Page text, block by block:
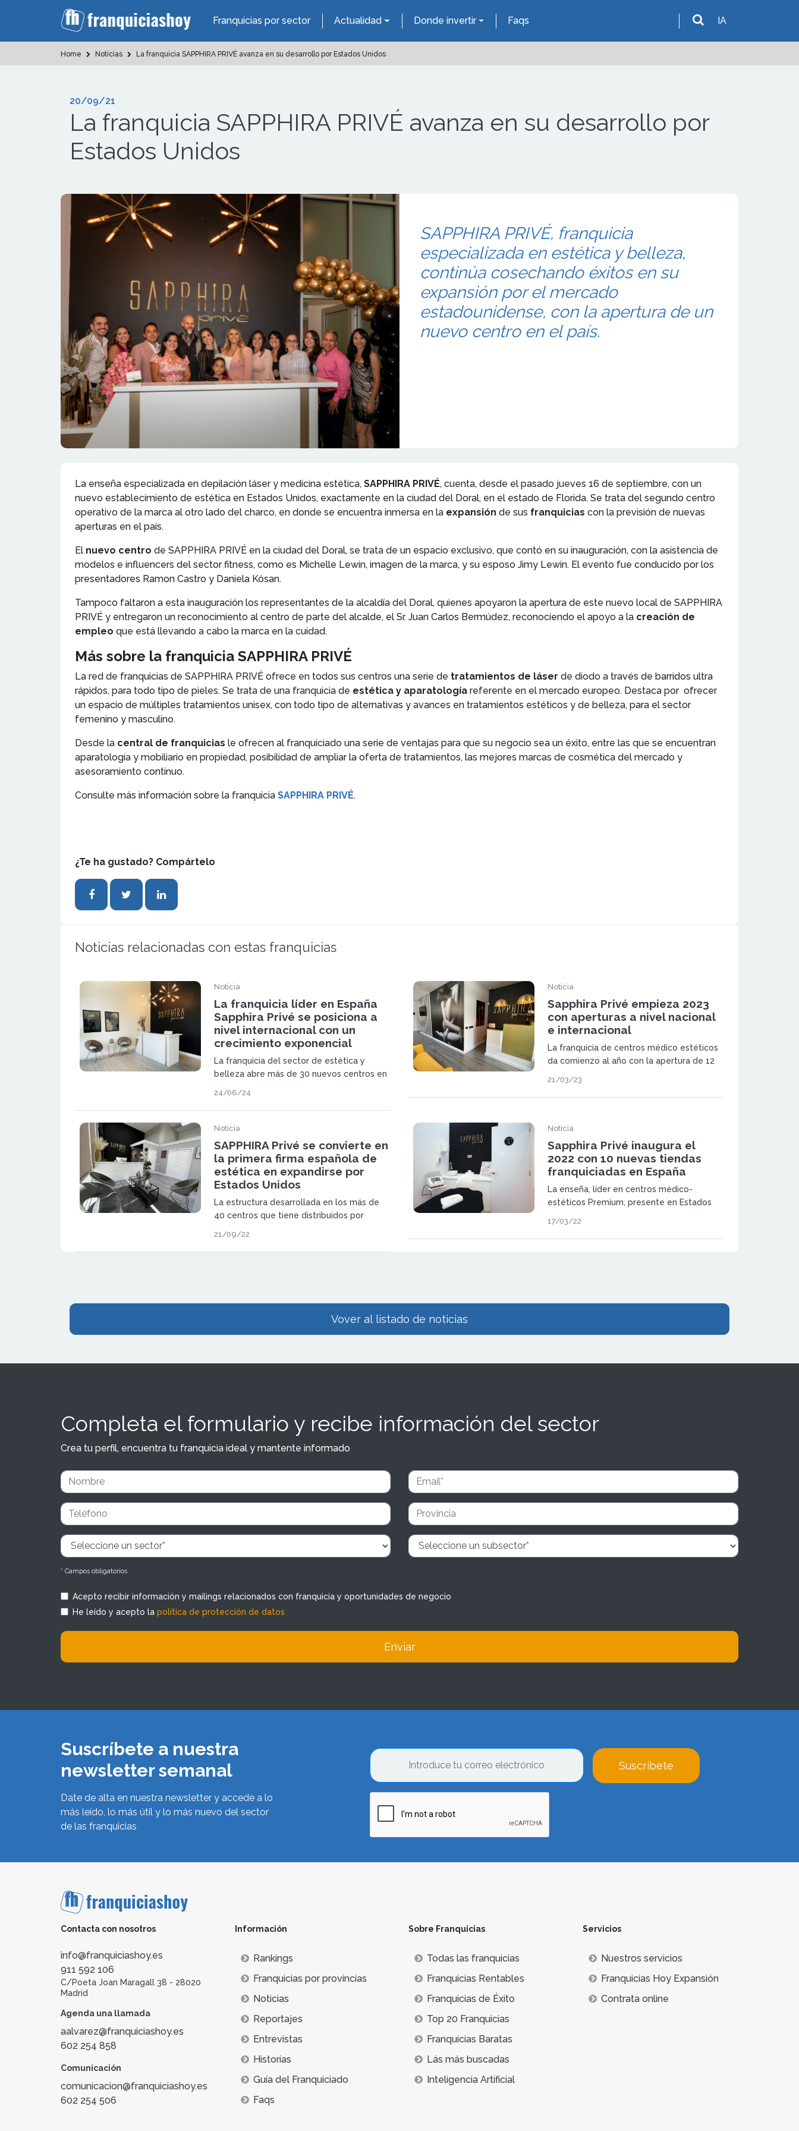
Franquicias por sector Actualidad Donde invertir Faqs IA
Home Noticias La franquicia SAPPHIRA PRIVÉ avanza en su desarrollo por Estados Unidos
20/09/21
La franquicia SAPPHIRA PRIVÉ avanza en su desarrollo por
Estados Unidos
SAPPHIRA PRIVÉ, franquicia
especializada en estética y belleza,
continúa cosechando éxitos en su
expansión por el mercado
estadounidense, con la apertura de un
nuevo centro en el país.
La enseña especializada en depilación láser y medicina estética, SAPPHIRA PRIVÉ, cuenta, desde el pasado jueves 16 de septiembre, con un
nuevo establecimiento de estética en Estados Unidos, exactamente en la ciudad del Doral, en el estado de Florida. Se trata del segundo centro
operativo de la marca al otro lado del charco, en donde se encuentra inmersa en la expansión de sus franquicias con la previsión de nuevas
aperturas en el país.
El nuevo centro de SAPPHIRA PRIVÉ en la ciudad del Doral, se trata de un espacio exclusivo, que contó en su inauguración, con la asistencia de
modelos e influencers del sector fitness, como es Michelle Lewin, imagen de la marca, y su esposo Jimy Lewin. El evento fue conducido por los
presentadores Ramon Castro y Daniela Kósan.
Tampoco faltaron a esta inauguración los representantes de la alcaldía del Doral, quienes apoyaron la apertura de este nuevo local de SAPPHIRA
PRIVÉ y entregaron un reconocimiento al centro de parte del alcalde, el Sr. Juan Carlos Bermúdez, reconociendo el apoyo a la creación de
empleo que está llevando a cabo la marca en la cuidad.
Más sobre la franquicia SAPPHIRA PRIVÉ
La red de franquicias de SAPPHIRA PRIVÉ ofrece en todos sus centros una serie de tratamientos de láser de diodo a través de barridos ultra
rápidos, para todo tipo de pieles. Se trata de una franquicia de estética y aparatología referente en el mercado europeo. Destaca por ofrecer
un espacio de múltiples tratamientos unisex, con todo tipo de alternativas y avances en tratamientos estéticos y de belleza, para el sector
femenino y masculino.
Desde la central de franquicias le ofrecen al franquiciado una serie de ventajas para que su negocio sea un éxito, entre las que se encuentran
aparatología y mobiliario en propiedad, posibilidad de ampliar la oferta de tratamientos, las mejores marcas de cosmética del mercado y
asesoramiento continuo.
Consulte más información sobre la franquicia SAPPHIRA PRIVÉ.
¿Te ha gustado? Compártelo
Noticias relacionadas con estas franquicias
Noticia
La franquicia líder en España
Sapphira Privé se posiciona a
nivel internacional con un
crecimiento exponencial
La franquicia del sector de estética y
belleza abre más de 30 nuevos centros en
24/06/24
Noticia
Sapphira Privé empieza 2023
con aperturas a nivel nacional
e internacional
La franquicia de centros médico estéticos
da comienzo al año con la apertura de 12
España y Estados Unidos.
21/03/23
Noticia
SAPPHIRA Privé se convierte en
la primera firma española de
estética en expandirse por
Estados Unidos
La estructura desarrollada en los más de
40 centros que tiene distribuidos por
permisos pertinentes para expandirse por
el continente americano.
21/09/22
Noticia
Sapphira Privé inaugura el
2022 con 10 nuevas tiendas
franquiciadas en España
La enseña, líder en centros médico-
estéticos Premium, presente en Estados
desarrollo en España con la apertura de
nuevas clínicas previstas para este 2022.
17/03/22
Vover al listado de noticias
Completa el formulario y recibe información del sector
Crea tu perfil, encuentra tu franquicia ideal y mantente informado
* Campos obligatorios
Acepto recibir información y mailings relacionados con franquicia y oportunidades de negocio
He leído y acepto la política de protección de datos
Enviar
Suscríbete a nuestra
newsletter semanal
Date de alta en nuestra newsletter y accede a lo
más leído, lo más útil y lo más nuevo del sector
de las franquicias
Suscríbete
Contacta con nosotros
info@franquiciashoy.es
911 592 106
C/Poeta Joan Maragall 38 - 28020
Madrid
Agenda una llamada
aalvarez@franquiciashoy.es
602 254 858
Comunicación
comunicacion@franquiciashoy.es
602 254 506
Información
Rankings
Franquicias por provincias
Noticias
Reportajes
Entrevistas
Historias
Guía del Franquiciado
Faqs
Sobre Franquicias
Todas las franquicias
Franquicias Rentables
Franquicias de Éxito
Top 20 Franquicias
Franquicias Baratas
Lás más buscadas
Inteligencia Artificial
Servicios
Nuestros servicios
Franquicias Hoy Expansión
Contrata online